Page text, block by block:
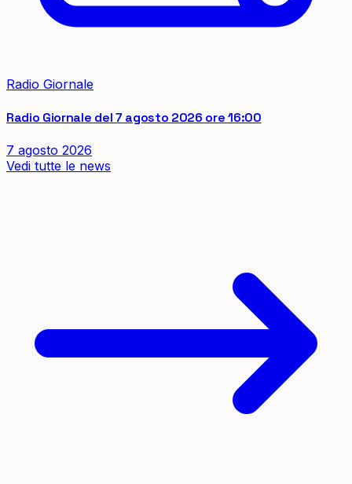
Radio Giornale
Radio Giornale del 7 agosto 2026 ore 16:00
7 agosto 2026
Vedi tutte le news